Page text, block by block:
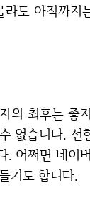
도 아직까지
없습니다. 선
. 어쩌면 네이
기도 합니다.